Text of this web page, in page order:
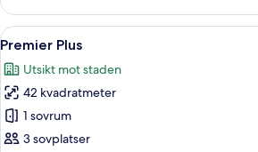
Suite
Twin
Öppna
alla
foton
för
Premier
Plus
Premier
6
Premier Plus
Utsikt mot staden
42 kvadratmeter
1 sovrum
3 sovplatser